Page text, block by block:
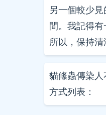
另一個較少
間。我記得
所以，保持清
貓絛蟲傳染
方式列表：